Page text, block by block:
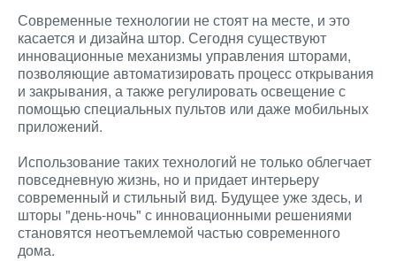
Современные технологии не стоят на месте, и это
касается и дизайна штор. Сегодня существуют
инновационные механизмы управления шторами,
позволяющие автоматизировать процесс открывания
и закрывания, а также регулировать освещение с
помощью специальных пультов или даже мобильных
приложений.
Использование таких технологий не только облегчает
повседневную жизнь, но и придает интерьеру
современный и стильный вид. Будущее уже здесь, и
шторы "день-ночь" с инновационными решениями
становятся неотъемлемой частью современного
дома.